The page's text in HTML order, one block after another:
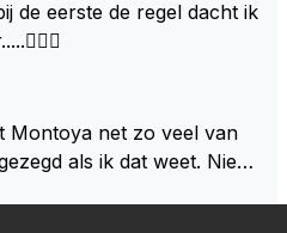
mond, heerlijk slapen ..
zijn. Als het nog steeds
dan zou hij zomaar vo
kunnen kiezen.
het weet scheelde weer
de eerste de regel dacht ik
Montoya net zo veel van
als ik dat weet. Niets